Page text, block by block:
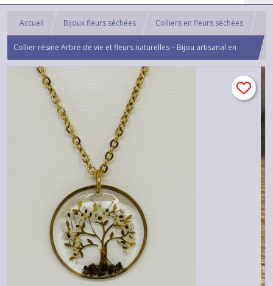
Accueil Bijoux fleurs séchées Colliers en fleurs séchées
Collier résine Arbre de vie et fleurs naturelles – Bijou artisanal en
acier inoxydable doré ou argenté